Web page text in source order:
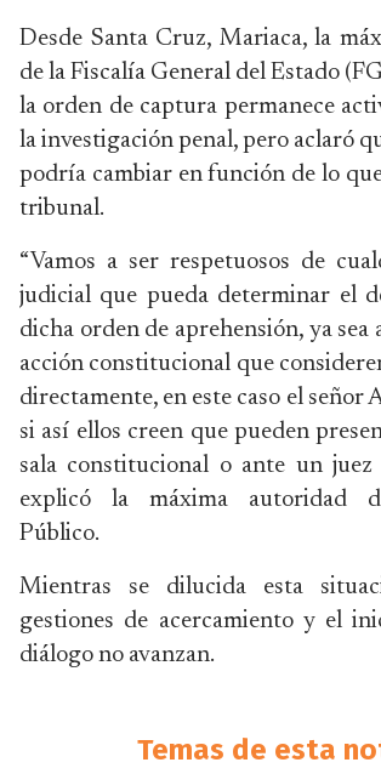
Desde Santa Cruz, Mariaca, la
de la Fiscalía General del Estado
la orden de captura permanece
la investigación penal, pero aclaró
podría cambiar en función de lo
tribunal.
“Vamos a ser respetuosos de
judicial que pueda determinar el
dicha orden de aprehensión, ya sea
acción constitucional que
directamente, en este caso el señor
si así ellos creen que pueden
sala constitucional o ante un juez
explicó la máxima autoridad
Público.
Mientras se dilucida esta
gestiones de acercamiento y el
diálogo no avanzan.
Temas de esta